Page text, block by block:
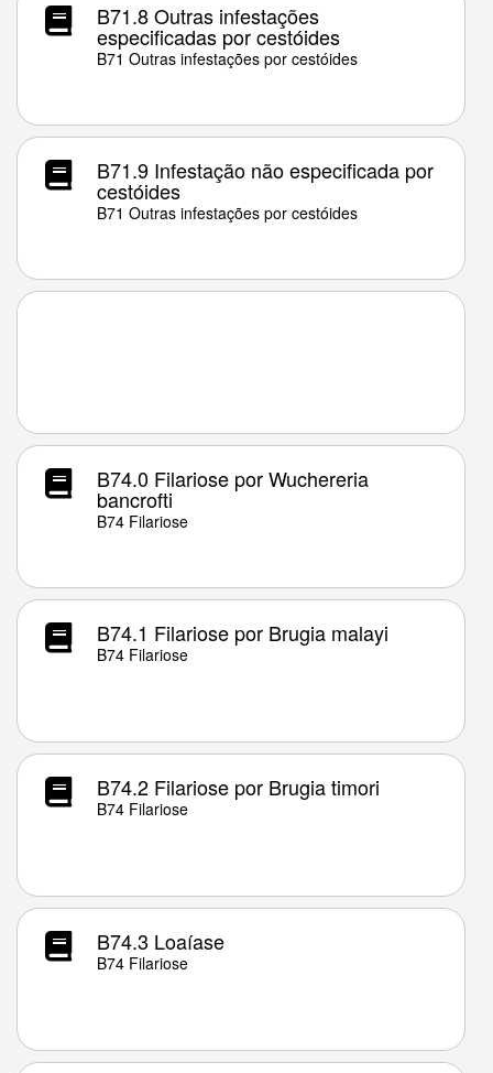
B71.8 Outras infestações
especificadas por cestóides
B71 Outras infestações por cestóides
B71.9 Infestação não especificada por
cestóides
B71 Outras infestações por cestóides
B74.0 Filariose por Wuchereria
bancrofti
B74 Filariose
B74.1 Filariose por Brugia malayi
B74 Filariose
B74.2 Filariose por Brugia timori
B74 Filariose
B74.3 Loaíase
B74 Filariose